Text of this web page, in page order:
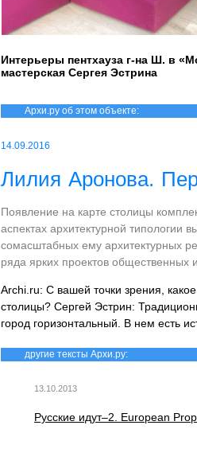
Интерьеры пентхауза г-на Ш. в
мастерская Сергея Эстрина
Архи.ру об этом объекте:
14.09.2016
Лилия Аронова.
Появление на карте столицы
аспектах архитектурной типологии
сомасштабных ему архитектурных
ряда ярких проектов общественных
Archi.ru: С вашей точки зрения,
столицы? Сергей Эстрин:
город горизонтальный. В нем есть
другие тексты Архи.ру:
13.10.2013
Русские идут–2. European